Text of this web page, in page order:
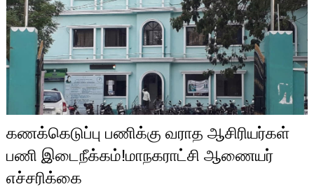
கணக்கெடுப்பு பணிக்கு வராத ஆசிரியர்கள்
பணி இடைநீக்கம்!மாநகராட்சி ஆணையர்
எச்சரிக்கை